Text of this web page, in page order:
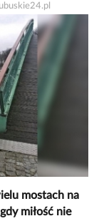
mostach na
miłość nie